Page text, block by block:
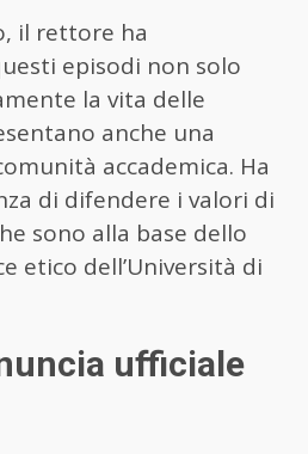
il rettore ha
episodi non solo
la vita delle
anche una
accademica. Ha
di difendere i valori di
sono alla base dello
etico dell’Università di
ufficiale